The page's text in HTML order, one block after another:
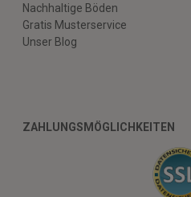
Nachhaltige Böden
Gratis Musterservice
Unser Blog
ZAHLUNGSMÖGLICHKEITEN